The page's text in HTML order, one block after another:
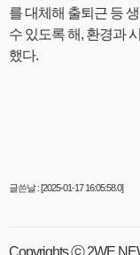
를 대체해 출퇴근 등
수 있도록 해, 환경과
했다.
글쓴날 : [2025-01-17 16:05:58.0]
Copyrights ⓒ 2WE